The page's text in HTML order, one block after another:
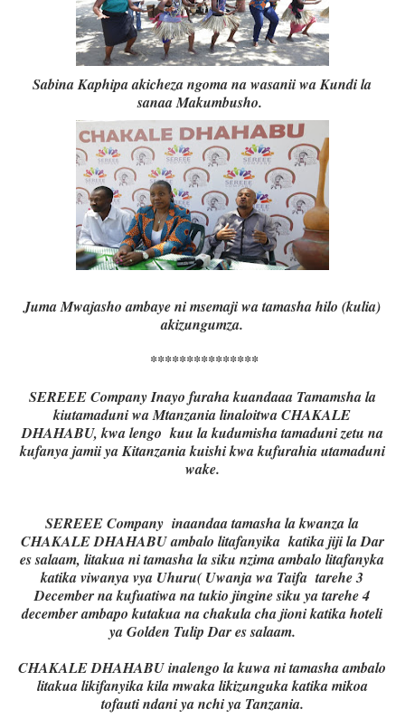
Sabina Kaphipa akicheza ngoma na wasanii wa Kundi la
sanaa Makumbusho.
Juma Mwajasho ambaye ni msemaji wa tamasha hilo (kulia)
akizungumza.
***************
SEREEE Company Inayo furaha kuandaaa Tamamsha la
kiutamaduni wa Mtanzania linaloitwa CHAKALE
DHAHABU, kwa lengo kuu la kudumisha tamaduni zetu na
kufanya jamii ya Kitanzania kuishi kwa kufurahia utamaduni
wake.
SEREEE Company inaandaa tamasha la kwanza la
CHAKALE DHAHABU ambalo litafanyika katika jiji la Dar
es salaam, litakua ni tamasha la siku nzima ambalo litafanyka
katika viwanya vya Uhuru( Uwanja wa Taifa tarehe 3
December na kufuatiwa na tukio jingine siku ya tarehe 4
december ambapo kutakua na chakula cha jioni katika hoteli
ya Golden Tulip Dar es salaam.
CHAKALE DHAHABU inalengo la kuwa ni tamasha ambalo
litakua likifanyika kila mwaka likizunguka katika mikoa
tofauti ndani ya nchi ya Tanzania.